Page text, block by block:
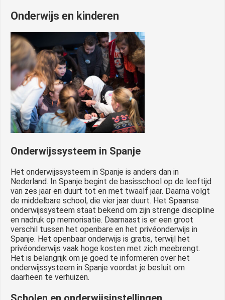
Onderwijs en kinderen
Onderwijssysteem in Spanje
Het onderwijssysteem in Spanje is anders dan in
Nederland. In Spanje begint de basisschool op de leeftijd
van zes jaar en duurt tot en met twaalf jaar. Daarna volgt
de middelbare school, die vier jaar duurt. Het Spaanse
onderwijssysteem staat bekend om zijn strenge discipline
en nadruk op memorisatie. Daarnaast is er een groot
verschil tussen het openbare en het privéonderwijs in
Spanje. Het openbaar onderwijs is gratis, terwijl het
privéonderwijs vaak hoge kosten met zich meebrengt.
Het is belangrijk om je goed te informeren over het
onderwijssysteem in Spanje voordat je besluit om
daarheen te verhuizen.